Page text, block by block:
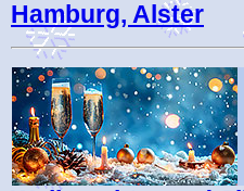
Hamburg, Alster